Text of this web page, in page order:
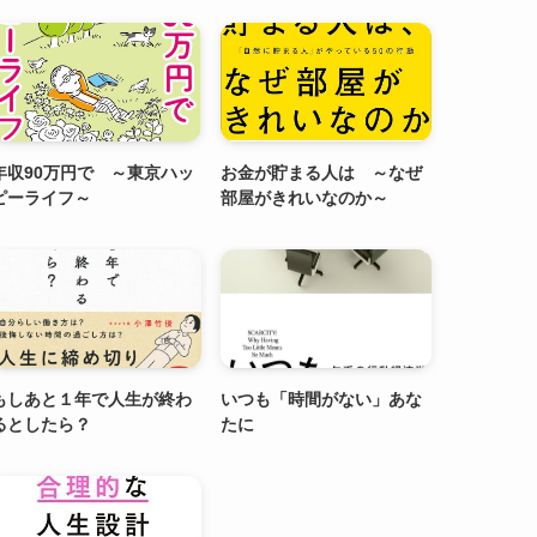
収90万円で ～東京ハッ
ーライフ～
お金が貯まる人は ～なぜ
部屋がきれいなのか～
しあと１年で人生が終わ
としたら？
いつも「時間がない」あな
たに